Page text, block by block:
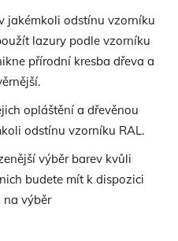
jakémkoli odstínu vzorníku
lazury podle vzorníku
přírodní kresba dřeva a
opláštění a dřevěnou
odstínu vzorníku RAL.
výběr barev kvůli
budete mít k dispozici
na výběr